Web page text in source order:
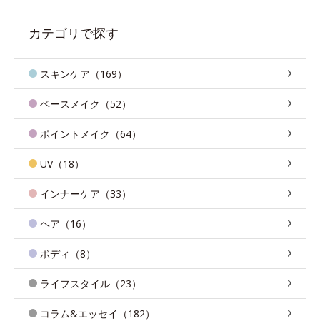
カテゴリで探す
スキンケア（169）
ベースメイク（52）
ポイントメイク（64）
UV（18）
インナーケア（33）
ヘア（16）
ボディ（8）
ライフスタイル（23）
コラム&エッセイ（182）